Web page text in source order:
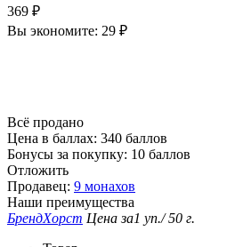
369 ₽
Вы экономите: 29 ₽
Всё продано
Цена в баллах: 340 баллов
Бонусы за покупку: 10 баллов
Отложить
Продавец: 9 монахов
Наши преимущества
БрендХорст Цена за1 уп./ 50 г.